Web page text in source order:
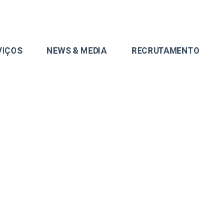
NEWS & MEDIA RECRUTAMENTO